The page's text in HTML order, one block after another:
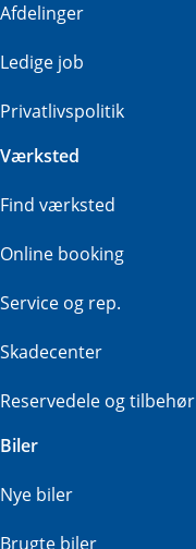
Afdelinger
Ledige job
Privatlivspolitik
Værksted
Find værksted
Online booking
Service og rep.
Skadecenter
Reservedele og tilbehør
Biler
Nye biler
Brugte biler